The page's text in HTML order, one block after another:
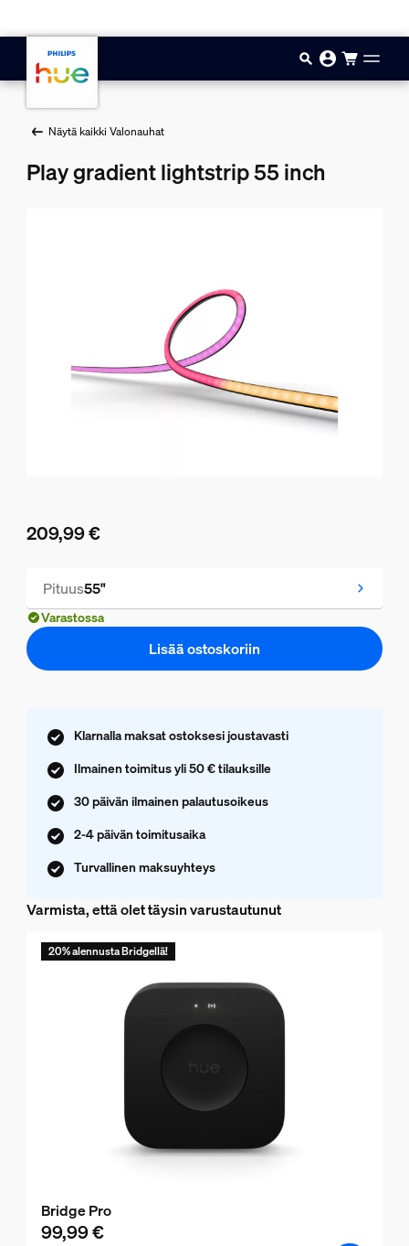
Näytä kaikki Valonauhat
Play gradient lightstrip 55 inch
209,99 €
Pituus55"
Varastossa
Lisää ostoskoriin
Klarnalla maksat ostoksesi joustavasti
Ilmainen toimitus yli 50 € tilauksille
30 päivän ilmainen palautusoikeus
2-4 päivän toimitusaika
Turvallinen maksuyhteys
Varmista, että olet täysin varustautunut
20% alennusta Bridgellä!
Bridge Pro
99,99 €